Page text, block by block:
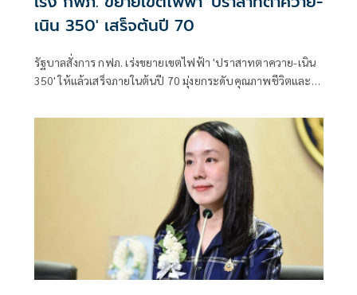
เนิน 350' เสร็จต้นปี 70
รัฐบาลสั่งการ กฟภ. เร่งขยายเขตไฟฟ้า 'ปราสาทตาควาย-เนิน
350' ให้แล้วเสร็จภายในต้นปี 70 มุ่งยกระดับคุณภาพชีวิตและ